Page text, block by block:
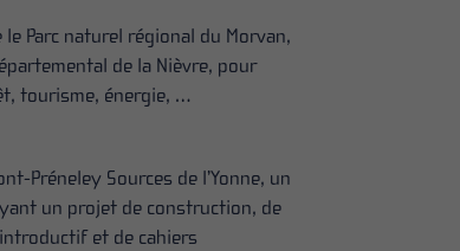
Parc naturel régional du Morvan,
de la Nièvre, pour
tourisme, énergie, …
Préneley Sources de l’Yonne, un
un projet de construction, de
et de cahiers